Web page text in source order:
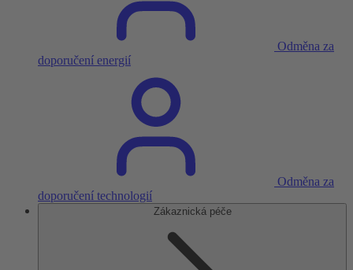
Odměna za
doporučení energií
Odměna za
doporučení technologií
Zákaznická péče